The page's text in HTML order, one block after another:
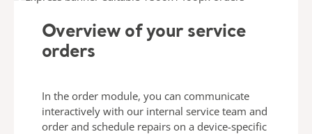
Overview of your service
orders
In the order module, you can communicate
interactively with our internal service team and
order and schedule repairs on a device-specific